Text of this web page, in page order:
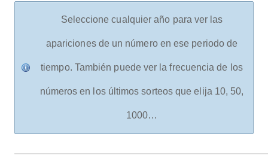
Seleccione cualquier año para ver las
apariciones de un número en ese periodo de
tiempo. También puede ver la frecuencia de los
números en los últimos sorteos que elija 10, 50,
1000…